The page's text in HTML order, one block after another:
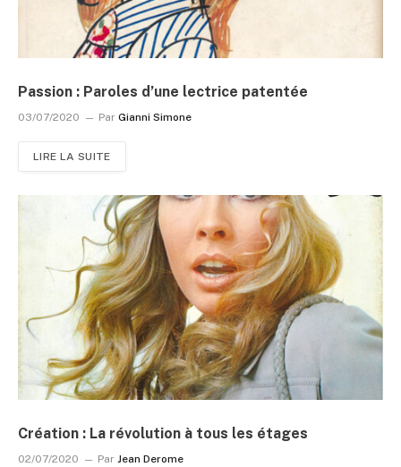
Passion : Paroles d’une lectrice patentée
03/07/2020 Par Gianni Simone
LIRE LA SUITE
Création : La révolution à tous les étages
02/07/2020 Par Jean Derome